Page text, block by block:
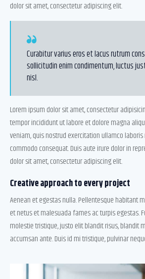
dolor sit amet, consectetur adipiscing elit.
Curabitur varius eros et lacus rutrum
sollicitudin enim condimentum, luctus
nisl.
Lorem ipsum dolor sit amet, consectetur
tempor incididunt ut labore et dolore magna
veniam, quis nostrud exercitation ullamco
commodo consequat. Duis aute irure dolor in
dolor sit amet, consectetur adipiscing elit.
Creative approach to every project
Aenean et egestas nulla. Pellentesque habitant
et netus et malesuada fames ac turpis egestas.
molestie tristique, justo elit blandit risus, blandit
accumsan ante. Duis id mi tristique, pulvinar